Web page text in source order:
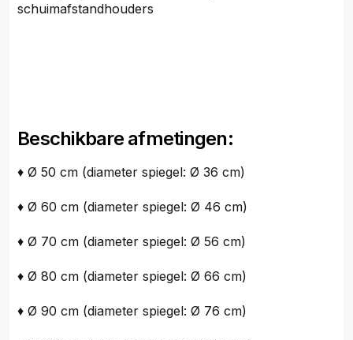
schuimafstandhouders
Beschikbare afmetingen:
♦ Ø 50 cm (diameter spiegel: Ø 36 cm)
♦ Ø 60 cm (diameter spiegel: Ø 46 cm)
♦ Ø 70 cm (diameter spiegel: Ø 56 cm)
♦ Ø 80 cm (diameter spiegel: Ø 66 cm)
♦ Ø 90 cm (diameter spiegel: Ø 76 cm)